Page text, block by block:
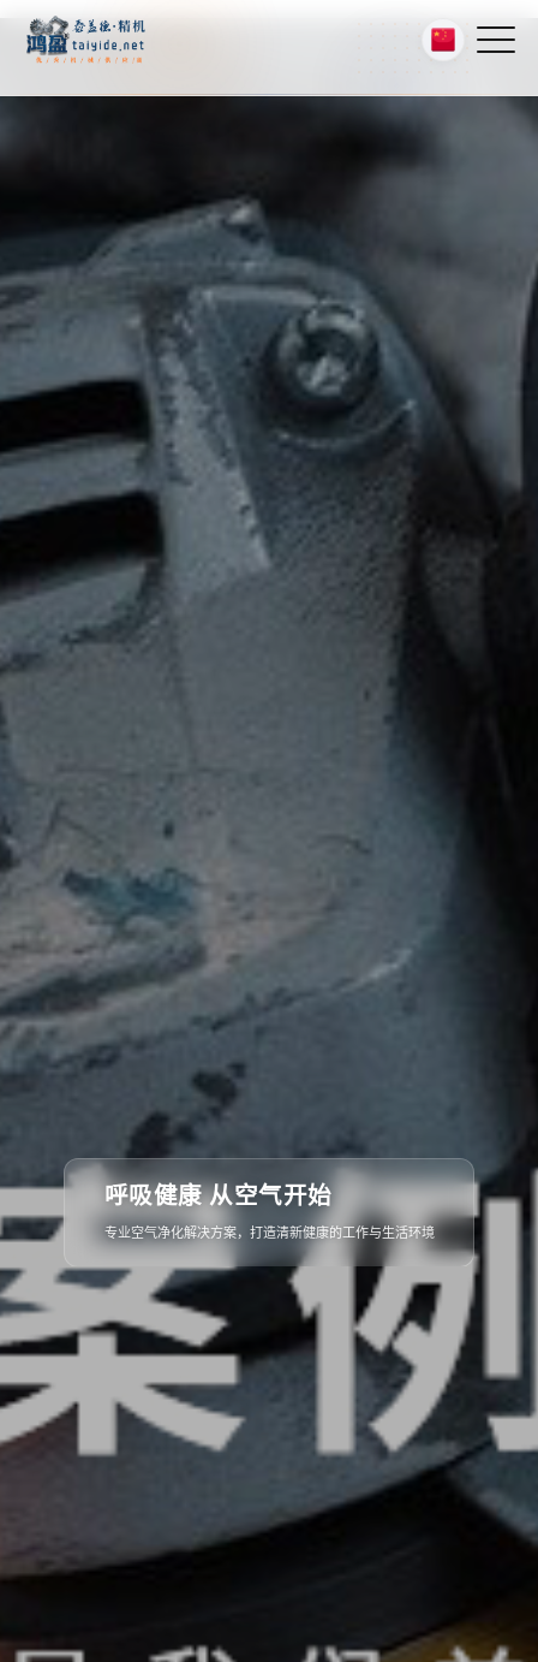
呼吸健康 从空气开始
专业空气净化解决方案，打造清新健康的工作与生活环境
从概念到落地
全流程专业服务，确保每一个细节都精益求精，呈现完美空间